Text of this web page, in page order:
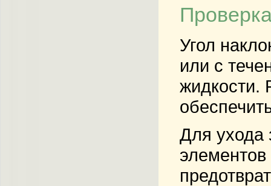
Угол
или с
жидкости.
Для ухода